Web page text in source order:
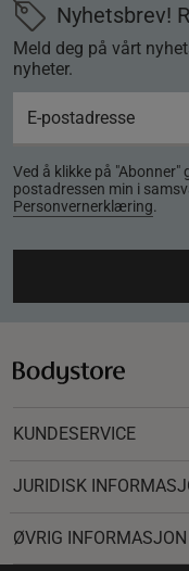
Nyhetsbrev!
Meld deg på vårt
nyheter.
Ved å klikke på
postadressen min i
Personvernerklæring.
KUNDESERVICE
JURIDISK
ØVRIG INFORMASJON